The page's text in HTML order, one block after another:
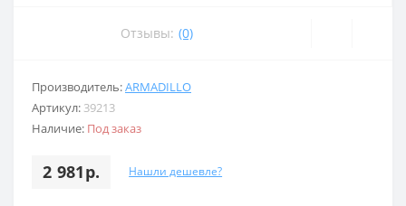
Отзывы: (0)
Производитель:ARMADILLO
Артикул: 39213
Наличие: Под заказ
2 981р. Нашли дешевле?